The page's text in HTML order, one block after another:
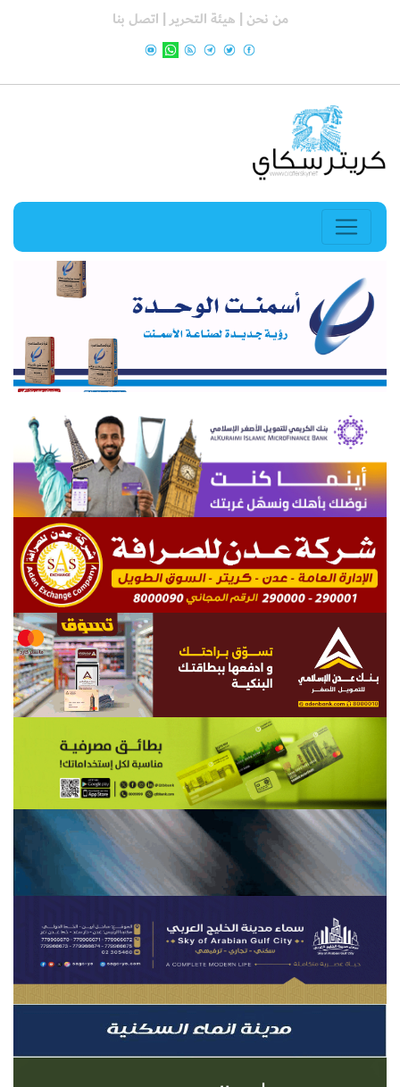
من نحن | هيئة التحرير | اتصل بنا